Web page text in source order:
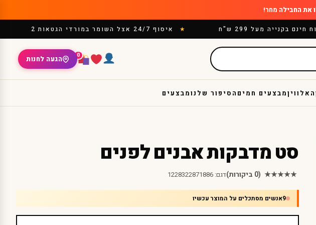
את החבילה מחר!
משלוח חינם בקנייה מעל 299 ש"ח איסוף 24/7 אצל השומר במורדי הגטאות 2
0 הגעה לחנות
האלוויןמבצעים חמים הסיפור שלנומבצעים
סט מדבקות אבנים לפנים
★★★★★ (0 ביקורות) דגם:1228322871886
9אנשים מסתכלים על המוצר עכשיו